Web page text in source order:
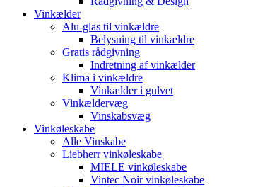
Vinkælder
Alu-glas til vinkældre
Belysning til vinkældre
Gratis rådgivning
Indretning af vinkælder
Klima i vinkældre
Vinkælder i gulvet
Vinkældervæg
Vinskabsvæg
Vinkøleskabe
Alle Vinskabe
Liebherr vinkøleskabe
MIELE vinkøleskabe
Vintec Noir vinkøleskabe